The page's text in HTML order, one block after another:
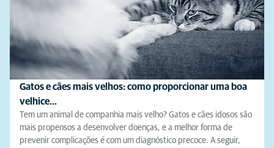
Gatos e cães mais velhos: como proporcionar uma boa
velhice…
Tem um animal de companhia mais velho? Gatos e cães idosos são
mais propensos a desenvolver doenças, e a melhor forma de
prevenir complicações é com um diagnóstico precoce. A seguir,